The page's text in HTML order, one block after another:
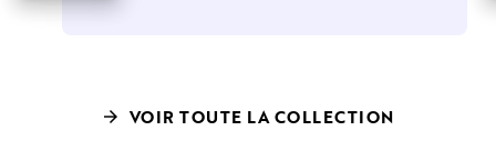
arrow_forward VOIR TOUTE LA COLLECTION